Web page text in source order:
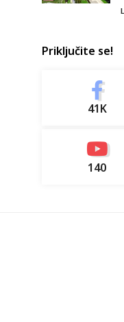
Priključite se!
41K
140